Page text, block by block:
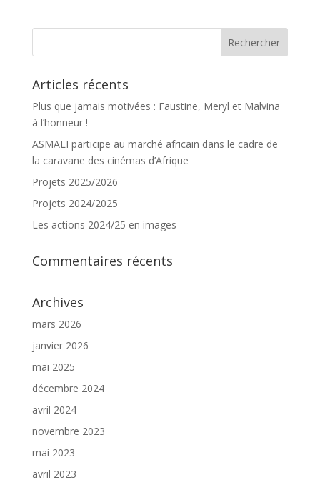
Articles récents
Plus que jamais motivées : Faustine, Meryl et Malvina
à l’honneur !
ASMALI participe au marché africain dans le cadre de
la caravane des cinémas d’Afrique
Projets 2025/2026
Projets 2024/2025
Les actions 2024/25 en images
Commentaires récents
Archives
mars 2026
janvier 2026
mai 2025
décembre 2024
avril 2024
novembre 2023
mai 2023
avril 2023